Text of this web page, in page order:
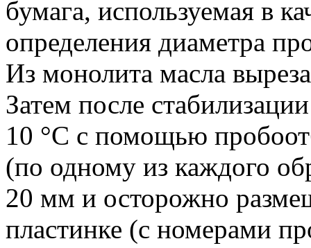
бумага, используемая в
определения диаметра
Из монолита масла
Затем после
10 °C с помощью
(по одному из каждого
20 мм и осторожно
пластинке (с номерами